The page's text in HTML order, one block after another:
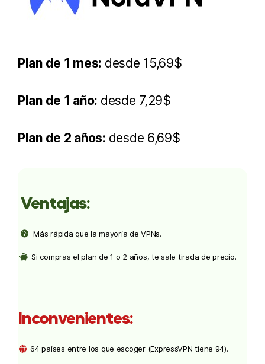
Plan de 1 mes: desde 15,69$
Plan de 1 año: desde 7,29$
Plan de 2 años: desde 6,69$
Ventajas:
Más rápida que la mayoría de VPNs.
Si compras el plan de 1 o 2 años, te sale tirada de precio.
Inconvenientes:
64 países entre los que escoger (ExpressVPN tiene 94).